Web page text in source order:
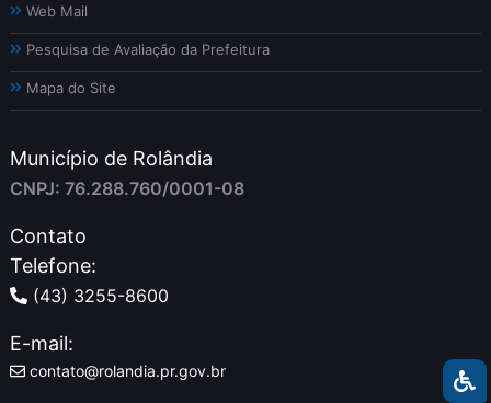
Web Mail
Pesquisa de Avaliação da Prefeitura
Mapa do Site
Município de Rolândia
CNPJ: 76.288.760/0001-08
Contato
Telefone:
(43) 3255-8600
E-mail:
contato@rolandia.pr.gov.br